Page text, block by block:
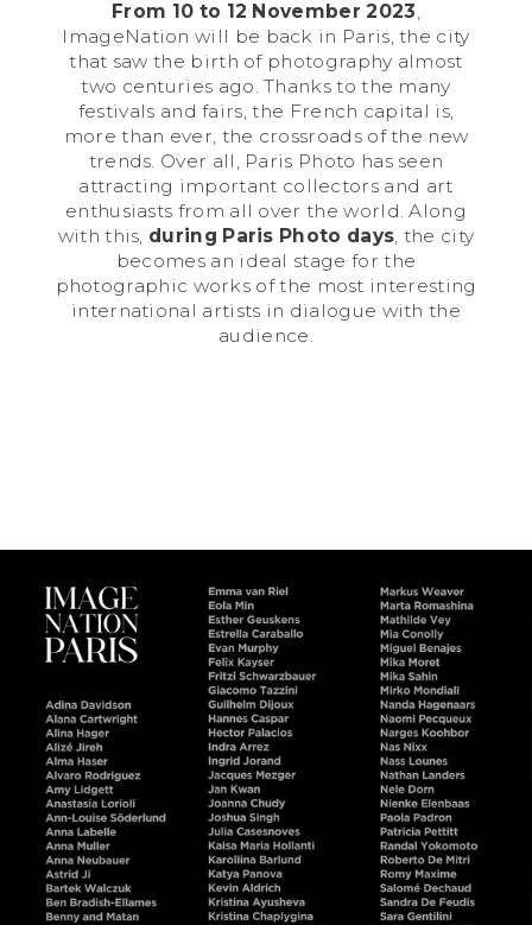
From 10 to 12 November 2023
ImageNation will be back in Paris, the city
that saw the birth of photography almost
two centuries ago. Thanks to the many
festivals and fairs, the French capital is,
more than ever, the crossroads of the new
trends. Over all, Paris Photo has seen
attracting important collectors and art
enthusiasts from all over the world. Along
with this, during Paris Photo days , the city
becomes an ideal stage for the
photographic works of the most interesting
international artists in dialogue with the
audience.